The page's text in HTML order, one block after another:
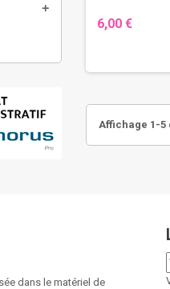
add
6,00 €
Affichage 1-5
dans le matériel de